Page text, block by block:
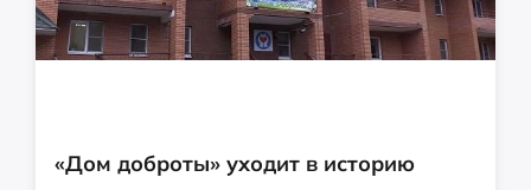
«Дом доброты» уходит в историю